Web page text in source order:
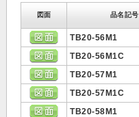
図面 品名記号
TB20-56M1
TB20-56M1C
TB20-57M1
TB20-57M1C
TB20-58M1